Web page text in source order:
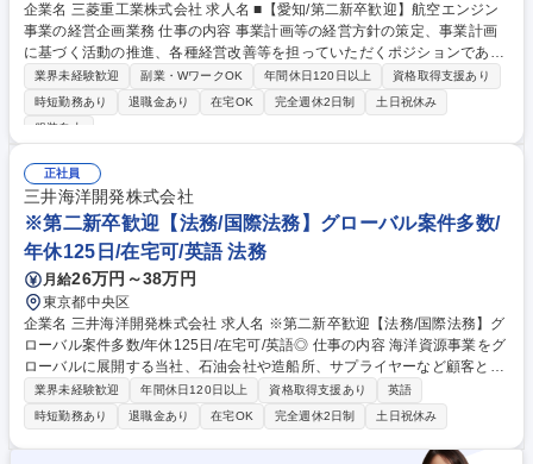
企業名 三菱重工業株式会社 求人名 ■【愛知/第二新卒歓迎】航空エンジン
事業の経営企画業務 仕事の内容 事業計画等の経営方針の策定、事業計画
に基づく活動の推進、各種経営改善等を担っていただくポジションであ
り、これらを進めるにあたり、積極的に社内関係部門と連携して取り進め
ることを期待します。 具体的には：航空エンジン事業の経営企画部門とし
て、以下の業務を担当いただきます。■事業戦略・計画の策定・推進、等
投資計画、研究開発計画の検討・取纏め■重要経営指標(KPI)の取纏め、施
策検討 ■経営計画達成のために実施している重点活動の推進 ■脱炭素に向
けた活動推進、新規事業の検討■上記に関するMHIグループ内他部門との
各種調整 募集職種 ■【愛知/第二新卒歓迎】航空エンジン事業の経営企画
業務
業界未経験歓迎 副業・WワークOK 年間休日120日以上
資格取得支援あり
時短勤務あり
退職金あり 在宅OK 完全週休2日制
土日祝休み
服装自由
正社員
三井海洋開発株式会社
※第二新卒歓迎【法務/国際法務】グローバル案件多数/
年休125日/在宅可/英語 法務
月給26万円～38万円
東京都中央区
企業名 三井海洋開発株式会社 求人名 ※第二新卒歓迎【法務/国際法務】グ
ローバル案件多数/年休125日/在宅可/英語◎ 仕事の内容 海洋資源事業をグ
ローバルに展開する当社、石油会社や造船所、サプライヤーなど顧客との
契約レビュー（契約建造請負契約や機器購買契約など）や交渉、トラブ
ル・紛争の対応サポートをお任せします。 ※ご経験やスキルを考慮し、O
JTを通じて順次お任せするので安心です。 【業務詳細】■顧客である石油
会社との傭船契約、EPC契約、操業保守点検契約のレビュー、交渉 ■顧客
業界未経験歓迎 年間休日120日以上 資格取得支援あり
英語
時短勤務あり
退職金あり 在宅OK 完全週休2日制 土日祝休み